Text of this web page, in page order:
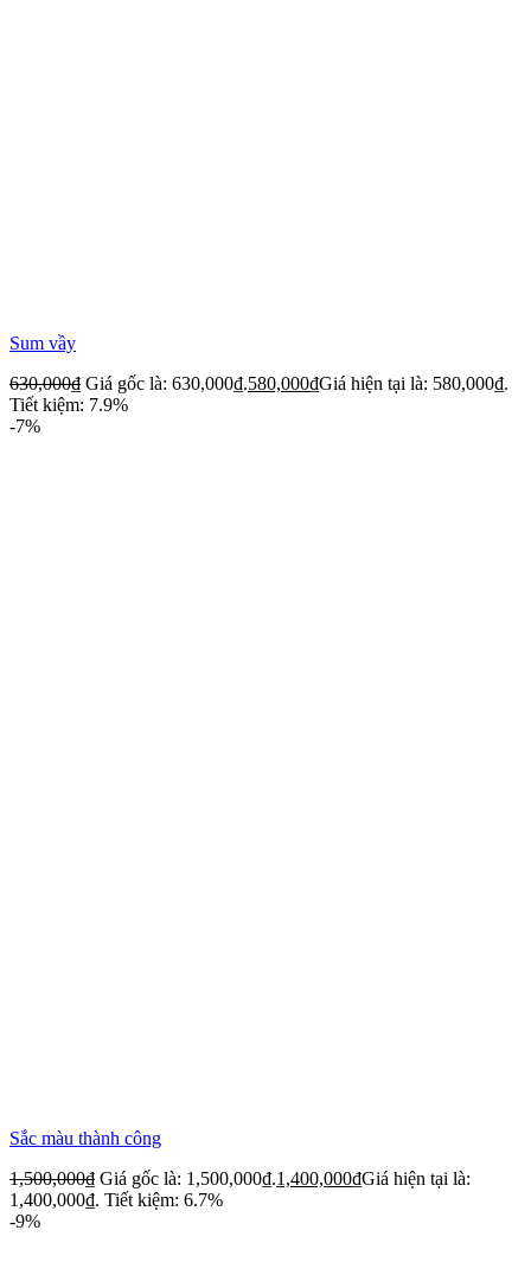
Sum vầy
630,000₫ Giá gốc là: 630,000₫.580,000₫Giá hiện tại là: 580,000₫.
Tiết kiệm: 7.9%
-7%
Sắc màu thành công
1,500,000₫ Giá gốc là: 1,500,000₫.1,400,000₫Giá hiện tại là:
1,400,000₫. Tiết kiệm: 6.7%
-9%